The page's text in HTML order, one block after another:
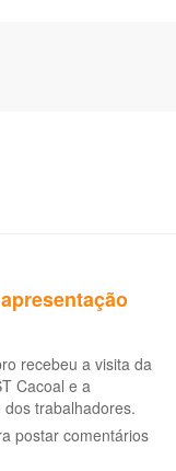
recebeu a visita da
Cacoal e a
trabalhadores.
postar comentários